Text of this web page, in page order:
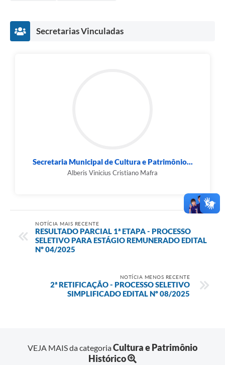
Secretarias Vinculadas
Secretaria Municipal de Cultura e Patrimônio...
Alberis Vinicius Cristiano Mafra
NOTÍCIA MAIS RECENTE
RESULTADO PARCIAL 1ª ETAPA - PROCESSO
SELETIVO PARA ESTÁGIO REMUNERADO EDITAL
Nº 04/2025
NOTÍCIA MENOS RECENTE
2ª RETIFICAÇÃO - PROCESSO SELETIVO
SIMPLIFICADO EDITAL Nº 08/2025
VEJA MAIS da categoriaCultura e Patrimônio
Histórico